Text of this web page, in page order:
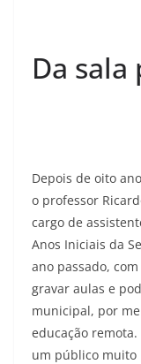
Da sala
Depois de oito
o professor
cargo de
Anos Iniciais da
ano passado,
gravar aulas e
municipal, por
educação
um público muito